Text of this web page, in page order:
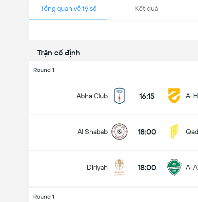
Tổng quan về tỷ số Kết quả
Trận cố định
Round 1
Abha Club 16:15 Al
Al Shabab 18:00
Diriyah 18:00 Al
Round 1